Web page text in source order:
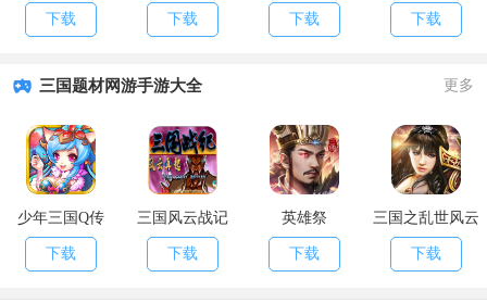
iOS免越狱版
下载 下载 下载 下载
三国题材网游手游大全 更多
少年三国Q传
下载
三国风云战记
下载
英雄祭
下载
三国之乱世风云
下载